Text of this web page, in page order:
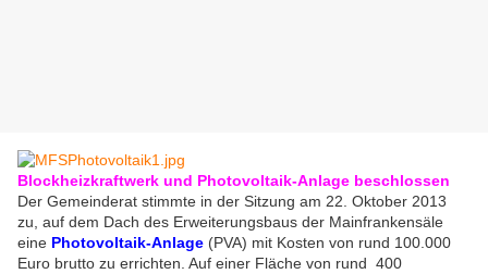
Blockheizkraftwerk und Photovoltaik-Anlage beschlossen
Der Gemeinderat stimmte in der Sitzung am 22. Oktober 2013
zu, auf dem Dach des Erweiterungsbaus der Mainfrankensäle
eine Photovoltaik-Anlage (PVA) mit Kosten von rund 100.000
Euro brutto zu errichten. Auf einer Fläche von rund 400